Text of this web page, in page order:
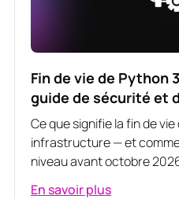
Fin de vie de Python
guide de sécurité et
Ce que signifie la fin de
infrastructure — et
niveau avant octobre
En savoir plus